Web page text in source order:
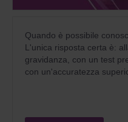
Quando è possibile
L'unica risposta certa è:
gravidanza, con un test
con un'accuratezza